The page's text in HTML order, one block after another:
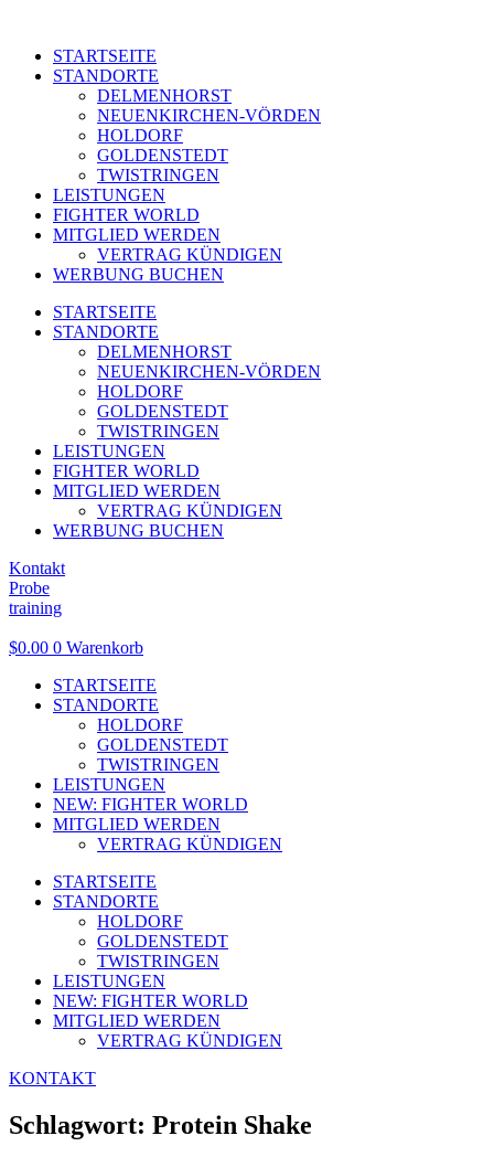
STARTSEITE
STANDORTE
DELMENHORST
NEUENKIRCHEN-VÖRDEN
HOLDORF
GOLDENSTEDT
TWISTRINGEN
LEISTUNGEN
FIGHTER WORLD
MITGLIED WERDEN
VERTRAG KÜNDIGEN
WERBUNG BUCHEN
STARTSEITE
STANDORTE
DELMENHORST
NEUENKIRCHEN-VÖRDEN
HOLDORF
GOLDENSTEDT
TWISTRINGEN
LEISTUNGEN
FIGHTER WORLD
MITGLIED WERDEN
VERTRAG KÜNDIGEN
WERBUNG BUCHEN
Kontakt
Probe
training
$0.00 0 Warenkorb
STARTSEITE
STANDORTE
HOLDORF
GOLDENSTEDT
TWISTRINGEN
LEISTUNGEN
NEW: FIGHTER WORLD
MITGLIED WERDEN
VERTRAG KÜNDIGEN
STARTSEITE
STANDORTE
HOLDORF
GOLDENSTEDT
TWISTRINGEN
LEISTUNGEN
NEW: FIGHTER WORLD
MITGLIED WERDEN
VERTRAG KÜNDIGEN
KONTAKT
Schlagwort: Protein Shake